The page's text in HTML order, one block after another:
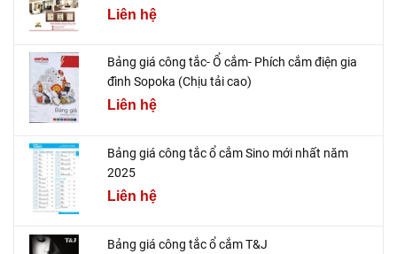
Liên hệ
Bảng giá công tắc- Ổ cắm- Phích cắm điện gia
đình Sopoka (Chịu tải cao)
Liên hệ
Bảng giá công tắc ổ cắm Sino mới nhất năm
2025
Liên hệ
Bảng giá công tắc ổ cắm T&J